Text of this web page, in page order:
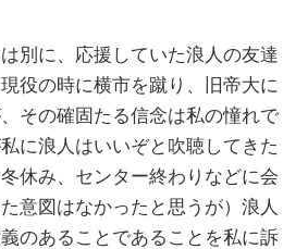
別に、応援していた浪人の友達
役の時に横市を蹴り、旧帝大に
その確固たる信念は私の憧れで
に浪人はいいぞと吹聴してきた
休み、センター終わりなどに会
意図はなかったと思うが）浪人
のあることであることを私に訴